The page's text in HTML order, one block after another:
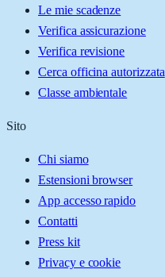
Le mie scadenze
Verifica assicurazione
Verifica revisione
Cerca officina autorizzata
Classe ambientale
Sito
Chi siamo
Estensioni browser
App accesso rapido
Contatti
Press kit
Privacy e cookie